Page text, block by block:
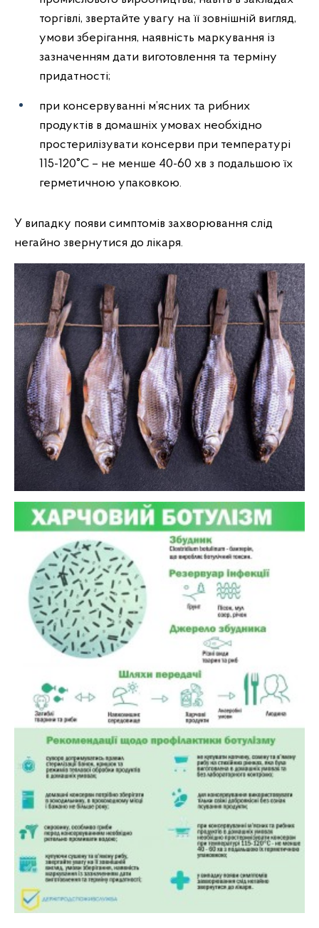
торгівлі, звертайте увагу на її зовнішній вигляд,
умови зберігання, наявність маркування із
зазначенням дати виготовлення та терміну
придатності;
при консервуванні м’ясних та рибних
продуктів в домашніх умовах необхідно
простерилізувати консерви при температурі
115-120°С – не менше 40-60 хв з подальшою їх
герметичною упаковкою.
У випадку появи симптомів захворювання слід
негайно звернутися до лікаря.